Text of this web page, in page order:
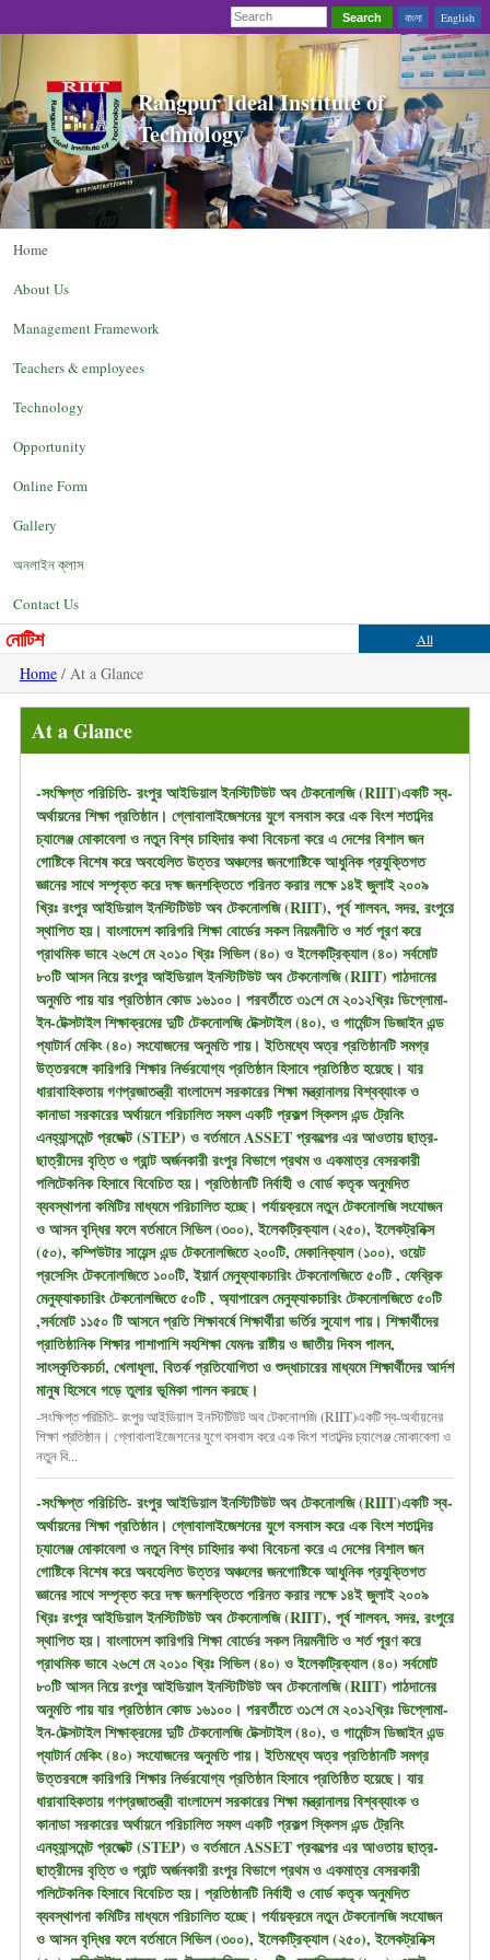
Search বাংলা English
Rangpur Ideal Institute of
Technology
Home
About Us
Management Framework
Teachers & employees
Technology
Opportunity
Online Form
Gallery
অনলাইন ক্লাস
Contact Us
নোটিশ All
Home / At a Glance
At a Glance
-সংক্ষিপ্ত পরিচিতি- রংপুর আইডিয়াল ইনস্টিটিউট অব টেকনোলজি (RIIT)একটি স্ব-
অর্থায়নের শিক্ষা প্রতিষ্ঠান। গ্লোবালাইজেশনের যুগে বসবাস করে এক বিংশ শতাব্দির
চ্যালেঞ্জ মোকাবেলা ও নতুন বিশ্ব চাহিদার কথা বিবেচনা করে এ দেশের বিশাল জন
গোষ্টিকে বিশেষ করে অবহেলিত উত্তর অঞ্চলের জনগোষ্টিকে আধুনিক প্রযুক্তিগত
জ্ঞানের সাথে সম্পৃক্ত করে দক্ষ জনশক্তিতে পরিনত করার লক্ষে ১৪ই জুলাই ২০০৯
খ্রিঃ রংপুর আইডিয়াল ইনস্টিটিউট অব টেকনোলজি (RIIT), পূর্ব শালবন, সদর, রংপুরে
স্থাপিত হয়। বাংলাদেশ কারিগরি শিক্ষা বোর্ডের সকল নিয়মনীতি ও শর্ত পূরণ করে
প্রাথমিক ভাবে ২৬শে মে ২০১০ খ্রিঃ সিভিল (৪০) ও ইলেকট্রিক্যাল (৪০) সর্বমোট
৮০টি আসন নিয়ে রংপুর আইডিয়াল ইনস্টিটিউট অব টেকনোলজি (RIIT) পাঠদানের
অনুমতি পায় যার প্রতিষ্ঠান কোড ১৬১০০। পরবর্তীতে ৩১শে মে ২০১২খ্রিঃ ডিপ্লোমা-
ইন-টেক্সটাইল শিক্ষাক্রমের দুটি টেকনোলজি টেক্সটাইল (৪০), ও গার্মেন্টস ডিজাইন এন্ড
প্যাটার্ন মেকিং (৪০) সংযোজনের অনুমতি পায়। ইতিমধ্যে অত্র প্রতিষ্ঠানটি সমগ্র
উত্তরবঙ্গে কারিগরি শিক্ষার নির্ভরযোগ্য প্রতিষ্ঠান হিসাবে প্রতিষ্ঠিত হয়েছে। যার
ধারাবাহিকতায় গণপ্রজাতন্ত্রী বাংলাদেশ সরকারের শিক্ষা মন্ত্রানালয় বিশ্বব্যাংক ও
কানাডা সরকারের অর্থায়নে পরিচালিত সফল একটি প্রকল্প স্কিলস এন্ড ট্রেনিং
এনহ্যান্সমেন্ট প্রজেক্ট (STEP) ও বর্তমানে ASSET প্রকল্পের এর আওতায় ছাত্র-
ছাত্রীদের বৃত্তি ও গ্রান্ট অর্জনকারী রংপুর বিভাগে প্রথম ও একমাত্র বেসরকারী
পলিটেকনিক হিসাবে বিবেচিত হয়। প্রতিষ্ঠানটি নির্বাহী ও বোর্ড কতৃক অনুমদিত
ব্যবস্থাপনা কমিটির মাধ্যমে পরিচালিত হচ্ছে। পর্যায়ক্রমে নতুন টেকনোলজি সংযোজন
ও আসন বৃদ্ধির ফলে বর্তমানে সিভিল (৩০০), ইলেকট্রিক্যাল (২৫০), ইলেকট্রনিক্স
(৫০), কম্পিউটার সায়েন্স এন্ড টেকনোলজিতে ২০০টি, মেকানিক্যাল (১০০), ওয়েট
প্রসেসিং টেকনোলজিতে ১০০টি, ইয়ার্ন মেনুফ্যাকচারিং টেকনোলজিতে ৫০টি , ফেব্রিক
মেনুফ্যাকচারিং টেকনোলজিতে ৫০টি , অ্যাপারেল মেনুফ্যাকচারিং টেকনোলজিতে ৫০টি
,সর্বমোট ১১৫০ টি আসনে প্রতি শিক্ষাবর্ষে শিক্ষার্থীরা ভর্তির সুযোগ পায়। শিক্ষার্থীদের
প্রাতিষ্ঠানিক শিক্ষার পাশাপাশি সহশিক্ষা যেমনঃ রাষ্টীয় ও জাতীয় দিবস পালন,
সাংস্কৃতিকচর্চা, খেলাধূলা, বিতর্ক প্রতিযোগিতা ও শুদ্ধাচারের মাধ্যমে শিক্ষার্থীদের আর্দশ
মানুষ হিসেবে গড়ে তুলার ভূমিকা পালন করছে।
-সংক্ষিপ্ত পরিচিতি- রংপুর আইডিয়াল ইনস্টিটিউট অব টেকনোলজি (RIIT)একটি স্ব-অর্থায়নের
শিক্ষা প্রতিষ্ঠান। গ্লোবালাইজেশনের যুগে বসবাস করে এক বিংশ শতাব্দির চ্যালেঞ্জ মোকাবেলা ও
নতুন বি...
-সংক্ষিপ্ত পরিচিতি- রংপুর আইডিয়াল ইনস্টিটিউট অব টেকনোলজি (RIIT)একটি স্ব-
অর্থায়নের শিক্ষা প্রতিষ্ঠান। গ্লোবালাইজেশনের যুগে বসবাস করে এক বিংশ শতাব্দির
চ্যালেঞ্জ মোকাবেলা ও নতুন বিশ্ব চাহিদার কথা বিবেচনা করে এ দেশের বিশাল জন
গোষ্টিকে বিশেষ করে অবহেলিত উত্তর অঞ্চলের জনগোষ্টিকে আধুনিক প্রযুক্তিগত
জ্ঞানের সাথে সম্পৃক্ত করে দক্ষ জনশক্তিতে পরিনত করার লক্ষে ১৪ই জুলাই ২০০৯
খ্রিঃ রংপুর আইডিয়াল ইনস্টিটিউট অব টেকনোলজি (RIIT), পূর্ব শালবন, সদর, রংপুরে
স্থাপিত হয়। বাংলাদেশ কারিগরি শিক্ষা বোর্ডের সকল নিয়মনীতি ও শর্ত পূরণ করে
প্রাথমিক ভাবে ২৬শে মে ২০১০ খ্রিঃ সিভিল (৪০) ও ইলেকট্রিক্যাল (৪০) সর্বমোট
৮০টি আসন নিয়ে রংপুর আইডিয়াল ইনস্টিটিউট অব টেকনোলজি (RIIT) পাঠদানের
অনুমতি পায় যার প্রতিষ্ঠান কোড ১৬১০০। পরবর্তীতে ৩১শে মে ২০১২খ্রিঃ ডিপ্লোমা-
ইন-টেক্সটাইল শিক্ষাক্রমের দুটি টেকনোলজি টেক্সটাইল (৪০), ও গার্মেন্টস ডিজাইন এন্ড
প্যাটার্ন মেকিং (৪০) সংযোজনের অনুমতি পায়। ইতিমধ্যে অত্র প্রতিষ্ঠানটি সমগ্র
উত্তরবঙ্গে কারিগরি শিক্ষার নির্ভরযোগ্য প্রতিষ্ঠান হিসাবে প্রতিষ্ঠিত হয়েছে। যার
ধারাবাহিকতায় গণপ্রজাতন্ত্রী বাংলাদেশ সরকারের শিক্ষা মন্ত্রানালয় বিশ্বব্যাংক ও
কানাডা সরকারের অর্থায়নে পরিচালিত সফল একটি প্রকল্প স্কিলস এন্ড ট্রেনিং
এনহ্যান্সমেন্ট প্রজেক্ট (STEP) ও বর্তমানে ASSET প্রকল্পের এর আওতায় ছাত্র-
ছাত্রীদের বৃত্তি ও গ্রান্ট অর্জনকারী রংপুর বিভাগে প্রথম ও একমাত্র বেসরকারী
পলিটেকনিক হিসাবে বিবেচিত হয়। প্রতিষ্ঠানটি নির্বাহী ও বোর্ড কতৃক অনুমদিত
ব্যবস্থাপনা কমিটির মাধ্যমে পরিচালিত হচ্ছে। পর্যায়ক্রমে নতুন টেকনোলজি সংযোজন
ও আসন বৃদ্ধির ফলে বর্তমানে সিভিল (৩০০), ইলেকট্রিক্যাল (২৫০), ইলেকট্রনিক্স